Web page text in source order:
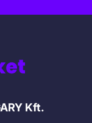
Kft.